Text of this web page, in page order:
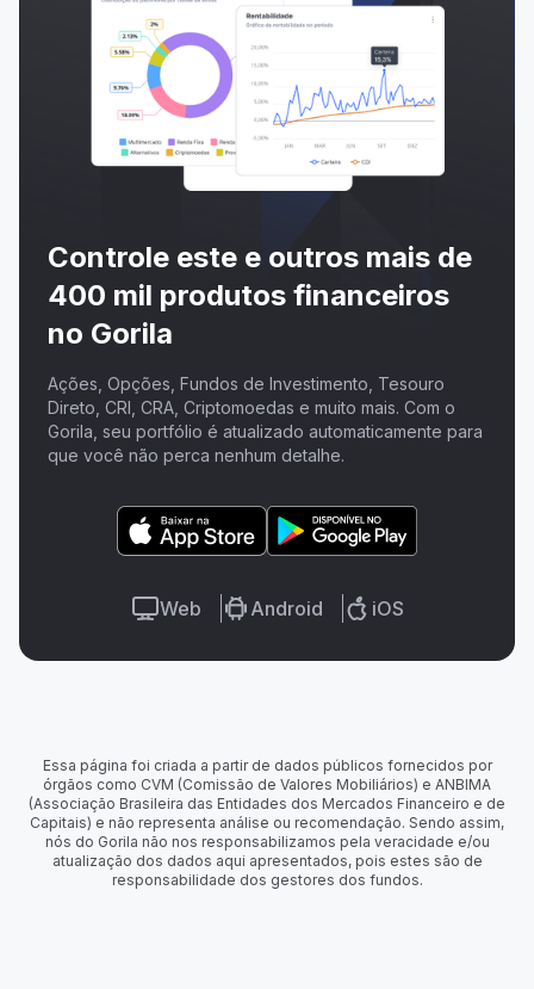
Controle este e outros mais de
400 mil produtos financeiros
no Gorila
Ações, Opções, Fundos de Investimento, Tesouro
Direto, CRI, CRA, Criptomoedas e muito mais. Com o
Gorila, seu portfólio é atualizado automaticamente para
que você não perca nenhum detalhe.
Web Android iOS
Essa página foi criada a partir de dados públicos fornecidos por
órgãos como CVM (Comissão de Valores Mobiliários) e ANBIMA
(Associação Brasileira das Entidades dos Mercados Financeiro e de
Capitais) e não representa análise ou recomendação. Sendo assim,
nós do Gorila não nos responsabilizamos pela veracidade e/ou
atualização dos dados aqui apresentados, pois estes são de
responsabilidade dos gestores dos fundos.